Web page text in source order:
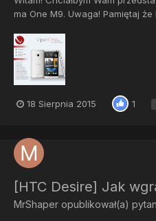
ma One M9. Uwaga! Pamiętaj
ponosimy odpowiedzialności za
Full wipe zawiera on : -Wipe
18 Sierpnia 2015 1
[HTC Desire] Jak
MrShaper opublikował(a)